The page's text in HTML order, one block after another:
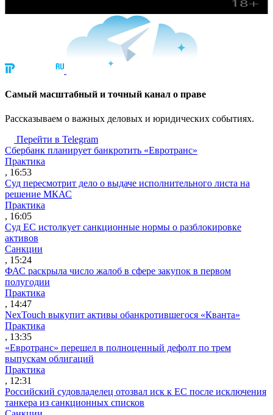
Cамый масштабный и точный канал о праве
Рассказываем о важных деловых и юридических событиях.
Перейти в Telegram
Сбербанк планирует банкротить «Евротранс»
Практика
, 16:53
Суд пересмотрит дело о выдаче исполнительного листа на
решение МКАС
Практика
, 16:05
Суд ЕС истолкует санкционные нормы о разблокировке
активов
Санкции
, 15:24
ФАС раскрыла число жалоб в сфере закупок в первом
полугодии
Практика
, 14:47
NexTouch выкупит активы обанкротившегося «Кванта»
Практика
, 13:35
«Евротранс» перешел в полноценный дефолт по трем
выпускам облигаций
Практика
, 12:31
Российский судовладелец отозвал иск к ЕС после исключения
танкера из санкционных списков